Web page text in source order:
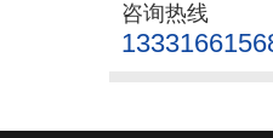
咨询热线